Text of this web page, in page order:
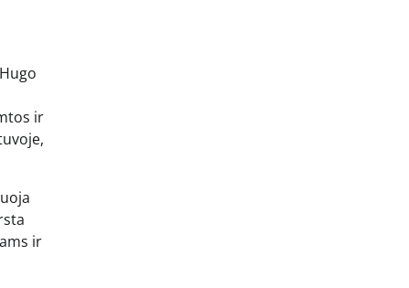
ir
ir